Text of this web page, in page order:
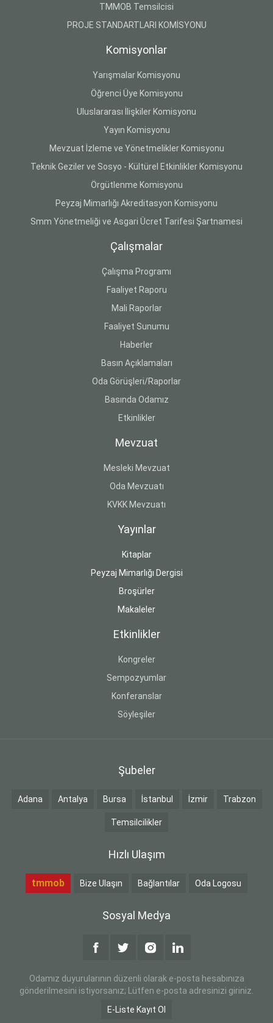
TMMOB Temsilcisi
PROJE STANDARTLARI KOMİSYONU
Komisyonlar
Yarışmalar Komisyonu
Öğrenci Üye Komisyonu
Uluslararası İlişkiler Komisyonu
Yayın Komisyonu
Mevzuat İzleme ve Yönetmelikler Komisyonu
Teknik Geziler ve Sosyo - Kültürel Etkinlikler Komisyonu
Örgütlenme Komisyonu
Peyzaj Mimarlığı Akreditasyon Komisyonu
Smm Yönetmeliği ve Asgari Ücret Tarifesi Şartnamesi
Çalışmalar
Çalışma Programı
Faaliyet Raporu
Mali Raporlar
Faaliyet Sunumu
Haberler
Basın Açıklamaları
Oda Görüşleri/Raporlar
Basında Odamız
Etkinlikler
Mevzuat
Mesleki Mevzuat
Oda Mevzuatı
KVKK Mevzuatı
Yayınlar
Kitaplar
Peyzaj Mimarlığı Dergisi
Broşürler
Makaleler
Etkinlikler
Kongreler
Sempozyumlar
Konferanslar
Söyleşiler
Şubeler
Adana Antalya Bursa İstanbul İzmir Trabzon
Temsilcilikler
Hızlı Ulaşım
tmmob Bize Ulaşın Bağlantılar Oda Logosu
Sosyal Medya
Odamız duyurularının düzenli olarak e-posta hesabınıza
gönderilmesini istiyorsanız; Lütfen e-posta adresinizi giriniz.
E-Liste Kayıt Ol